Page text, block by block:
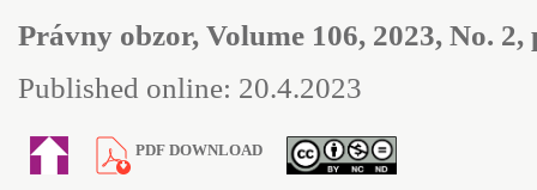
Právny obzor, Volume 106, 2023, No. 2,
Published online: 20.4.2023
PDF DOWNLOAD